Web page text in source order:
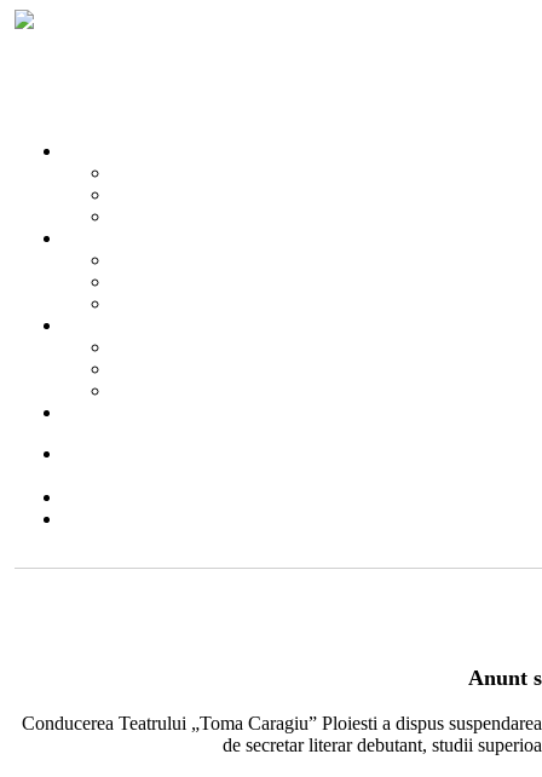
Anunt
Conducerea Teatrului „Toma Caragiu” Ploiesti a dispus
de secretar literar debutant, studii